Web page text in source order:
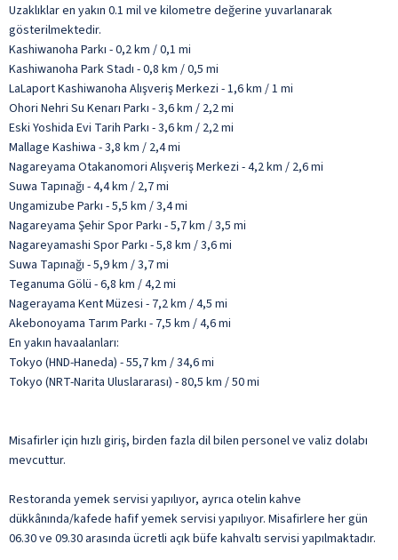
Uzaklıklar en yakın 0.1 mil ve kilometre değerine yuvarlanarak
gösterilmektedir.
Kashiwanoha Parkı - 0,2 km / 0,1 mi
Kashiwanoha Park Stadı - 0,8 km / 0,5 mi
LaLaport Kashiwanoha Alışveriş Merkezi - 1,6 km / 1 mi
Ohori Nehri Su Kenarı Parkı - 3,6 km / 2,2 mi
Eski Yoshida Evi Tarih Parkı - 3,6 km / 2,2 mi
Mallage Kashiwa - 3,8 km / 2,4 mi
Nagareyama Otakanomori Alışveriş Merkezi - 4,2 km / 2,6 mi
Suwa Tapınağı - 4,4 km / 2,7 mi
Ungamizube Parkı - 5,5 km / 3,4 mi
Nagareyama Şehir Spor Parkı - 5,7 km / 3,5 mi
Nagareyamashi Spor Parkı - 5,8 km / 3,6 mi
Suwa Tapınağı - 5,9 km / 3,7 mi
Teganuma Gölü - 6,8 km / 4,2 mi
Nagerayama Kent Müzesi - 7,2 km / 4,5 mi
Akebonoyama Tarım Parkı - 7,5 km / 4,6 mi
En yakın havaalanları:
Tokyo (HND-Haneda) - 55,7 km / 34,6 mi
Tokyo (NRT-Narita Uluslararası) - 80,5 km / 50 mi
Misafirler için hızlı giriş, birden fazla dil bilen personel ve valiz dolabı
mevcuttur.
Restoranda yemek servisi yapılıyor, ayrıca otelin kahve
dükkânında/kafede hafif yemek servisi yapılıyor. Misafirlere her gün
06.30 ve 09.30 arasında ücretli açık büfe kahvaltı servisi yapılmaktadır.